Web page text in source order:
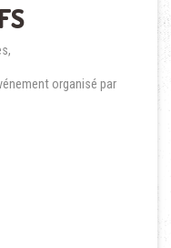
organisé par